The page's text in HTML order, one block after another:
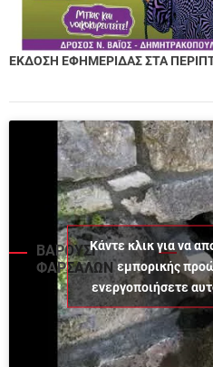
ΕΚΔΟΣΗ ΕΦΗΜΕΡΙΔΑΣ ΣΤΑ
ΒΑΡΟΥΣΙ
ΦΑΡΣΑΛΩΝ
Κάντε κλικ για να
εμπορικής
ενεργοποιήσετε